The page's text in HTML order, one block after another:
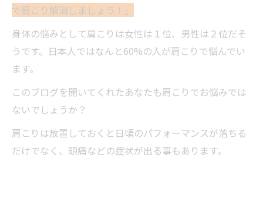
で肩こり解消しましょう！」
身体の悩みとして肩こりは女性は１位、男性は２位だそ
うです。日本人ではなんと60%の人が肩こりで悩んでい
ます。
このブログを開いてくれたあなたも肩こりでお悩みでは
ないでしょうか？
肩こりは放置しておくと日頃のパフォーマンスが落ちる
だけでなく、頭痛などの症状が出る事もあります。